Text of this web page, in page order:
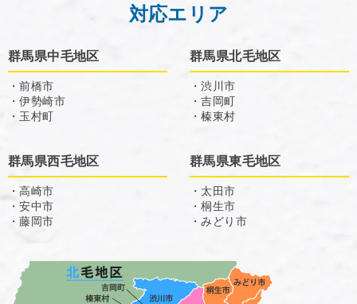
対応エリア
群馬県中毛地区
・前橋市
・伊勢崎市
・玉村町
群馬県北毛地区
・渋川市
・吉岡町
・榛東村
群馬県西毛地区
・高崎市
・安中市
・藤岡市
群馬県東毛地区
・太田市
・桐生市
・みどり市